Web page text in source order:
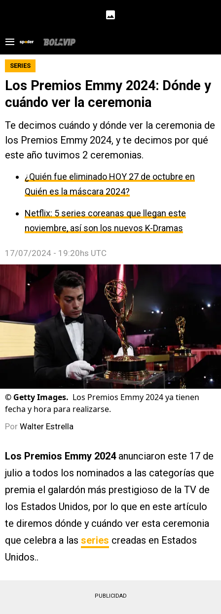
SERIES
Los Premios Emmy 2024: Dónde y
cuándo ver la ceremonia
Te decimos cuándo y dónde ver la ceremonia de
los Premios Emmy 2024, y te decimos por qué
este año tuvimos 2 ceremonias.
¿Quién fue eliminado HOY 27 de octubre en
Quién es la máscara 2024?
Netflix: 5 series coreanas que llegan este
noviembre, así son los nuevos K-Dramas
17/07/2024 - 19:20hs UTC
© Getty Images. Los Premios Emmy 2024 ya tienen
fecha y hora para realizarse.
Por Walter Estrella
Los Premios Emmy 2024anunciaron este 17 de
julio a todos los nominados a las categorías que
premia el galardón más prestigioso de la TV de
los Estados Unidos, por lo que en este artículo
te diremos dónde y cuándo ver esta ceremonia
que celebra a las series creadas en Estados
Unidos..
PUBLICIDAD